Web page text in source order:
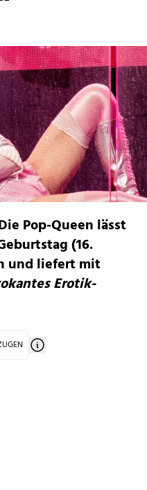
Pop-Queen lässt
(16.
und liefert mit
Erotik-